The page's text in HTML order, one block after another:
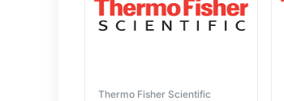
Thermo Fisher Scientific